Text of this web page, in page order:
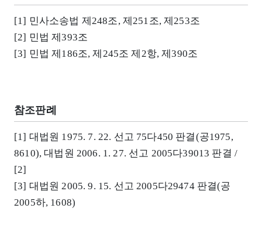
[1] 민사소송법 제248조, 제251조, 제253조
[2] 민법 제393조
[3] 민법 제186조, 제245조 제2항, 제390조
참조판례
[1] 대법원 1975. 7. 22. 선고 75다450 판결(공1975,
8610), 대법원 2006. 1. 27. 선고 2005다39013 판결 /
[2]
[3] 대법원 2005. 9. 15. 선고 2005다29474 판결(공
2005하, 1608)